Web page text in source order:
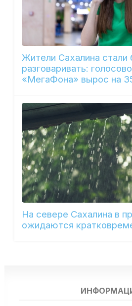
Жители Сахалина стали
разговаривать:
«МегаФона» вырос на
На севере Сахалина в
ожидаются